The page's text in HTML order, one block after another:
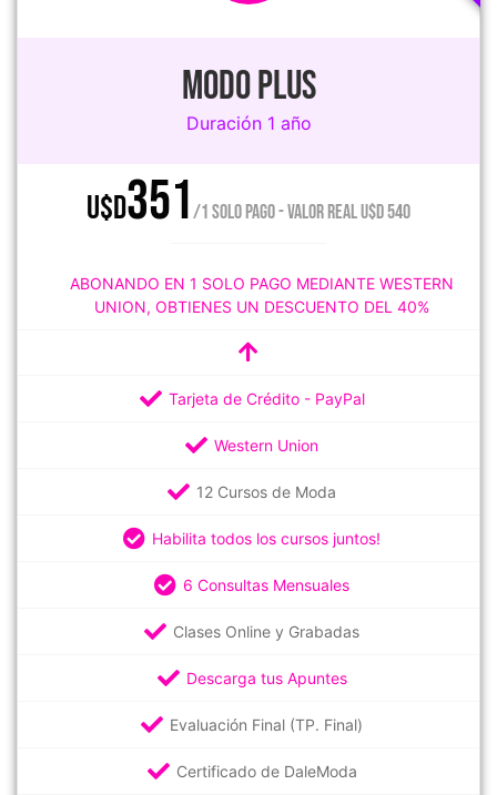
MODO PLUS
Duración 1 año
U$D351/1 SOLO PAGO - VALOR REAL U$D 540
ABONANDO EN 1 SOLO PAGO MEDIANTE WESTERN
UNION, OBTIENES UN DESCUENTO DEL 40%
Tarjeta de Crédito - PayPal
Western Union
12 Cursos de Moda
Habilita todos los cursos juntos!
6 Consultas Mensuales
Clases Online y Grabadas
Descarga tus Apuntes
Evaluación Final (TP. Final)
Certificado de DaleModa